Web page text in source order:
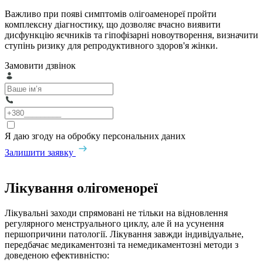
Важливо при появі симптомів олігоаменореї пройти
комплексну діагностику, що дозволяє вчасно виявити
дисфункцію яєчників та гіпофізарні новоутворення, визначити
ступінь ризику для репродуктивного здоров'я жінки.
Замовити дзвінок
Я даю згоду на обробку персональних даних
Залишити заявку
Лікування олігоменореї
Лікувальні заходи спрямовані не тільки на відновлення
регулярного менструального циклу, але й на усунення
першопричини патології. Лікування завжди індивідуальне,
передбачає медикаментозні та немедикаментозні методи з
доведеною ефективністю: